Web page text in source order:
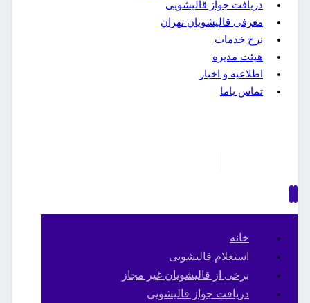
دریافت جواز قالیشویی
معرفی قالیشویان تهران
نرخ خدمات
هیئت مدیره
اطلاعیه و اخبار
تماس باما
خانه
استعلام قالیشویی
برخی از قالیشویان غیر مجاز
دریافت جواز قالیشویی